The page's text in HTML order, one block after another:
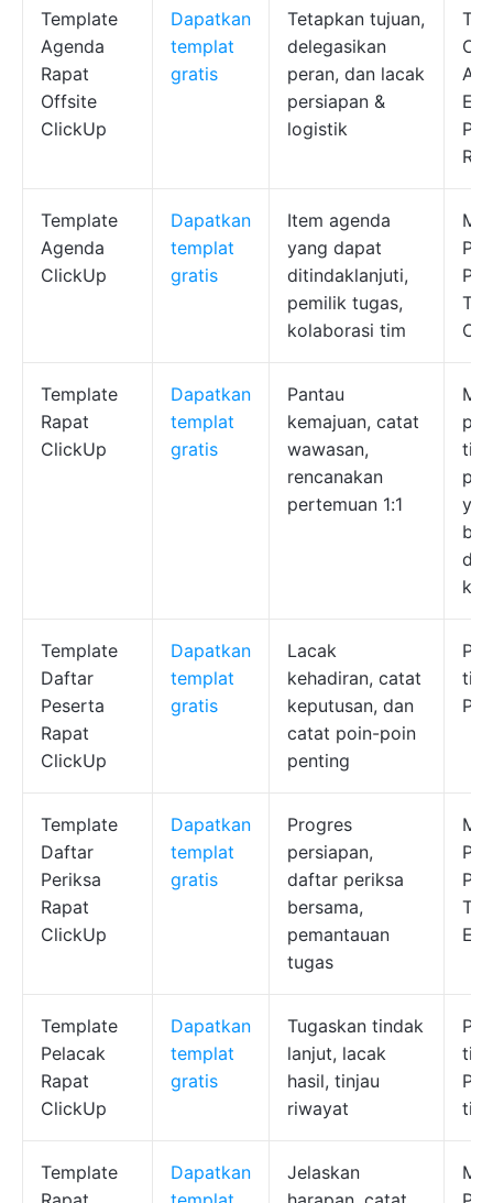
Template
Agenda
Rapat
Offsite
ClickUp
Dapatkan
templat
gratis
Tetapkan tujuan,
delegasikan
peran, dan lacak
persiapan &
logistik
Tim
Template
Agenda
ClickUp
Dapatkan
templat
gratis
Item agenda
yang dapat
ditindaklanjuti,
pemilik tugas,
kolaborasi tim
Template
Rapat
ClickUp
Dapatkan
templat
gratis
Pantau
kemajuan, catat
wawasan,
rencanakan
pertemuan 1:1
tim,
Template
Daftar
Peserta
Rapat
ClickUp
Dapatkan
templat
gratis
Lacak
kehadiran, catat
keputusan, dan
catat poin-poin
penting
Template
Daftar
Periksa
Rapat
ClickUp
Dapatkan
templat
gratis
Progres
persiapan,
daftar periksa
bersama,
pemantauan
tugas
Template
Pelacak
Rapat
ClickUp
Dapatkan
templat
gratis
Tugaskan tindak
lanjut, lacak
hasil, tinjau
riwayat
tim
Template
Dapatkan
Jelaskan